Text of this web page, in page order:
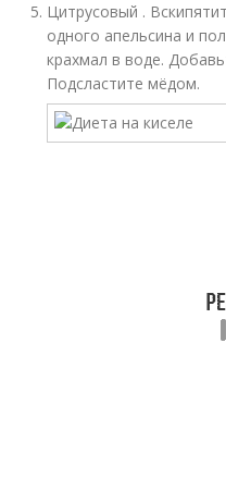
Цитрусовый .
одного апельсина и
крахмал в воде.
Подсластите мёдом.